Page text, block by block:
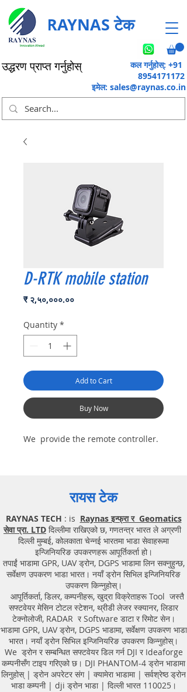
उद्धरण प्राप्त गर्नुहोस्
RAYNAS टेक
कल गर्नुहोस्: +91
8954171172
इमेल: sales@raynas.co.in
D-RTK mobile station
₹ २,५०,०००.००Price
Quantity *
Add to Cart
Buy Now
We provide the remote controller.
रायस टेक
RAYNAS TECH : is Raynas इन्फ्रा र Geomatics
सेवा प्रा. LTD दिल्लीमा राखिएको छ, गणतन्त्र भारत ले अग्रणी
दिल्ली मुम्बई, कोलकाता चेन्नई भारतमा भाडा सेवाहरूमा
इन्जिनियरिङ उपकरणहरू आपूर्तिकर्ता हो।
तपाईं भाडामा GPR, UAV ड्रोन, DGPS भाडामा लिन सक्नुहुन्छ,
सर्वेक्षण उपकरण भाडा भारत। नयाँ ड्रोन सिभिल इन्जिनियरिङ
उपकरण किन्नुहोस्।
आपूर्तिकर्ता, डिलर, कम्पनीहरू, खुद्रा विक्रेताहरू Tool जस्तै
सफ्टवेयर मेसिन टोटल स्टेशन, थ्रीडी लेजर स्क्यानर, लिडार
टेक्नोलोजी, RADAR र Software डाटा र रिमोट सेन।
भाडामा GPR, UAV ड्रोन, DGPS भाडामा, सर्वेक्षण उपकरण भाडा
भारत। नयाँ ड्रोन सिभिल इन्जिनियरिङ उपकरण किन्नुहोस्।
We ड्रोन र सम्बन्धित सफ्टवेयर डिल गर्न DJI र Ideaforge
कम्पनीसँग टाइप गरिएको छ। DJI PHANTOM-4 ड्रोन भाडामा
लिनुहोस् | ड्रोन अपरेटर संग | क्यामेरा भाडामा | सर्वश्रेष्ठ ड्रोन
भाडा कम्पनी | dji ड्रोन भाडा | दिल्ली भारत 110025।